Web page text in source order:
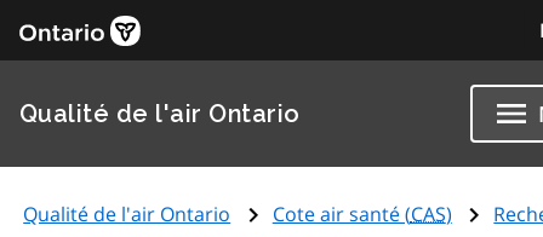
Qualité de l'air Ontario
Qualité de l'air Ontario Cote air santé (CAS)